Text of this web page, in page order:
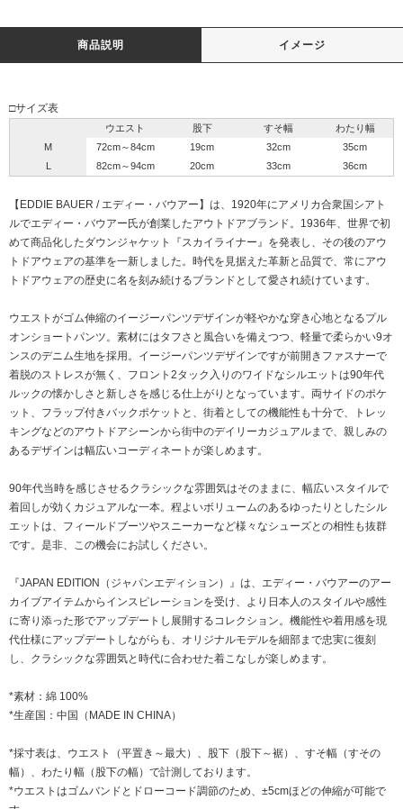
商品説明 イメージ
□サイズ表
ウエスト 股下 すそ幅
わたり幅
M
72cm～84cm 19cm 32cm
35cm
L
82cm～94cm 20cm 33cm 36cm
【EDDIE BAUER / エディー・バウアー】は、1920年にアメリカ合衆国シアト
ルでエディー・バウアー氏が創業したアウトドアブランド。1936年、世界で初
めて商品化したダウンジャケット『スカイライナー』を発表し、その後のアウ
トドアウェアの基準を一新しました。時代を見据えた革新と品質で、常にアウ
トドアウェアの歴史に名を刻み続けるブランドとして愛され続けています。
ウエストがゴム伸縮のイージーパンツデザインが軽やかな穿き心地となるプル
オンショートパンツ。素材にはタフさと風合いを備えつつ、軽量で柔らかい9オ
ンスのデニム生地を採用。イージーパンツデザインですが前開きファスナーで
着脱のストレスが無く、フロント2タック入りのワイドなシルエットは90年代
ルックの懐かしさと新しさを感じる仕上がりとなっています。両サイドのポケ
ット、フラップ付きバックポケットと、街着としての機能性も十分で、トレッ
キングなどのアウトドアシーンから街中のデイリーカジュアルまで、親しみの
あるデザインは幅広いコーディネートが楽しめます。
90年代当時を感じさせるクラシックな雰囲気はそのままに、幅広いスタイルで
着回しが効くカジュアルな一本。程よいボリュームのあるゆったりとしたシル
エットは、フィールドブーツやスニーカーなど様々なシューズとの相性も抜群
です。是非、この機会にお試しください。
『JAPAN EDITION（ジャパンエディション）』は、エディー・バウアーのアー
カイブアイテムからインスピレーションを受け、より日本人のスタイルや感性
に寄り添った形でアップデートし展開するコレクション。機能性や着用感を現
代仕様にアップデートしながらも、オリジナルモデルを細部まで忠実に復刻
し、クラシックな雰囲気と時代に合わせた着こなしが楽しめます。
*素材：綿 100%
*生産国：中国（MADE IN CHINA）
*採寸表は、ウエスト（平置き～最大）、股下（股下～裾）、すそ幅（すその
幅）、わたり幅（股下の幅）で計測しております。
*ウエストはゴムバンドとドローコード調節のため、±5cmほどの伸縮が可能で